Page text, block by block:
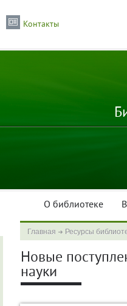
Контакты
О библиотеке
Главная Ресурсы
Новые
науки